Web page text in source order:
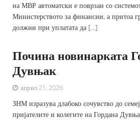
на МВР автоматски е поврзан со
Министерството за финансии, а притоа
должни при уплатата да […]
Почина новинарката
Дувњак
април 21, 2026
ЗНМ изразува длабоко сочувство до
пријателите и колегите на Гордана